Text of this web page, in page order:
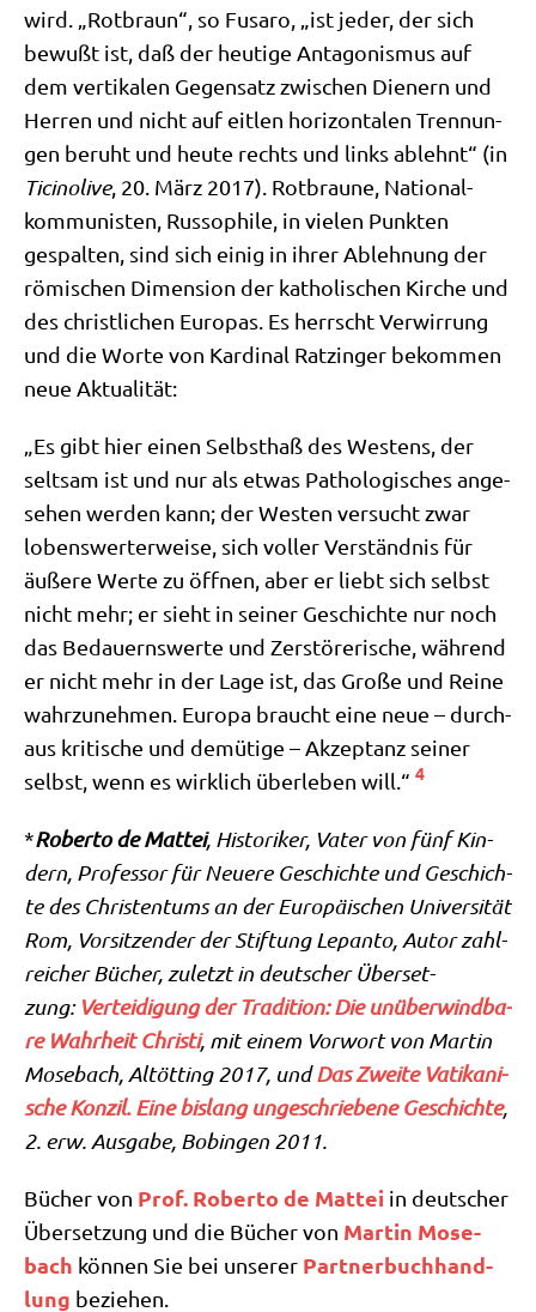
wird. „Rot­braun“, so Fusaro, „ist jeder, der sich
bewußt ist, daß der heu­ti­ge Ant­ago­nis­mus auf
dem ver­ti­ka­len Gegen­satz zwi­schen Die­nern und
Her­ren und nicht auf eit­len hori­zon­ta­len Tren­nun­
gen beruht und heu­te rechts und links ablehnt“ (in
Tici­noli­ve, 20. März 2017). Rot­brau­ne, Natio­nal­
kom­mu­ni­sten, Rus­so­phi­le, in vie­len Punk­ten
gespal­ten, sind sich einig in ihrer Ableh­nung der
römi­schen Dimen­si­on der katho­li­schen Kir­che und
des christ­li­chen Euro­pas. Es herrscht Ver­wir­rung
und die Wor­te von Kar­di­nal Ratz­in­ger bekom­men
neue Aktualität:
„Es gibt hier einen Selbst­haß des Westens, der
selt­sam ist und nur als etwas Patho­lo­gi­sches ange­
se­hen wer­den kann; der Westen ver­sucht zwar
lobens­wer­ter­wei­se, sich vol­ler Ver­ständ­nis für
äuße­re Wer­te zu öff­nen, aber er liebt sich selbst
nicht mehr; er sieht in sei­ner Geschich­te nur noch
das Bedau­erns­wer­te und Zer­stö­re­ri­sche, wäh­rend
er nicht mehr in der Lage ist, das Gro­ße und Rei­ne
wahr­zu­neh­men. Euro­pa braucht eine neue – durch­
aus kri­ti­sche und demü­ti­ge – Akzep­tanz sei­ner
selbst, wenn es wirk­lich über­le­ben will.“ 4
*Rober­to de Mat­tei, Histo­ri­ker, Vater von fünf Kin­
dern, Pro­fes­sor für Neue­re Geschich­te und Geschich­
te des Chri­sten­tums an der Euro­päi­schen Uni­ver­si­tät
Rom, Vor­sit­zen­der der Stif­tung Lepan­to, Autor zahl­
rei­cher Bücher, zuletzt in deut­scher Über­set­
zung: Ver­tei­di­gung der Tra­di­ti­on: Die unüber­wind­ba­
re Wahr­heit Chri­sti, mit einem Vor­wort von Mar­tin
Mose­bach, Alt­öt­ting 2017, undDas Zwei­te Vati­ka­ni­
sche Kon­zil. Eine bis­lang unge­schrie­be­ne Geschich­te,
2. erw. Aus­ga­be, Bobin­gen 2011.
Bücher von Prof. Rober­to de Mat­tei in deut­scher
Über­set­zung und die Bücher von Mar­tin Mose­
bach kön­nen Sie bei unse­rer Part­ner­buch­hand­
lung beziehen.